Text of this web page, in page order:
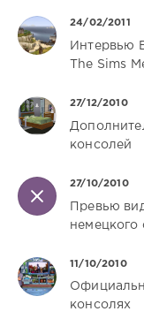
24/02/2011
Интервью
The Sims
27/12/2010
консолей
27/10/2010
Превью
немецкого
11/10/2010
консолях